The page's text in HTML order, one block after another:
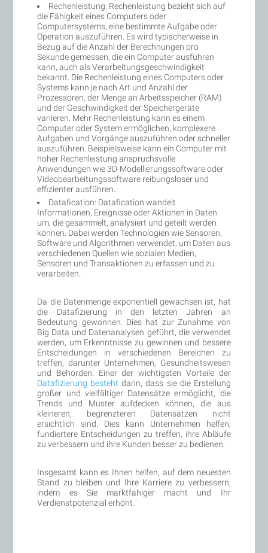
Rechenleistung: Rechenleistung bezieht sich auf
die Fähigkeit eines Computers oder
Computersystems, eine bestimmte Aufgabe oder
Operation auszuführen. Es wird typischerweise in
Bezug auf die Anzahl der Berechnungen pro
Sekunde gemessen, die ein Computer ausführen
kann, auch als Verarbeitungsgeschwindigkeit
bekannt. Die Rechenleistung eines Computers oder
Systems kann je nach Art und Anzahl der
Prozessoren, der Menge an Arbeitsspeicher (RAM)
und der Geschwindigkeit der Speichergeräte
variieren. Mehr Rechenleistung kann es einem
Computer oder System ermöglichen, komplexere
Aufgaben und Vorgänge auszuführen oder schneller
auszuführen. Beispielsweise kann ein Computer mit
hoher Rechenleistung anspruchsvolle
Anwendungen wie 3D-Modellierungssoftware oder
Videobearbeitungssoftware reibungsloser und
effizienter ausführen.
Datafication: Datafication wandelt
Informationen, Ereignisse oder Aktionen in Daten
um, die gesammelt, analysiert und geteilt werden
können. Dabei werden Technologien wie Sensoren,
Software und Algorithmen verwendet, um Daten aus
verschiedenen Quellen wie sozialen Medien,
Sensoren und Transaktionen zu erfassen und zu
verarbeiten.
Da die Datenmenge exponentiell gewachsen ist, hat
die Datafizierung in den letzten Jahren an
Bedeutung gewonnen. Dies hat zur Zunahme von
Big Data und Datenanalysen geführt, die verwendet
werden, um Erkenntnisse zu gewinnen und bessere
Entscheidungen in verschiedenen Bereichen zu
treffen, darunter Unternehmen, Gesundheitswesen
und Behörden. Einer der wichtigsten Vorteile der
Datafizierung besteht darin, dass sie die Erstellung
großer und vielfältiger Datensätze ermöglicht, die
Trends und Muster aufdecken können, die aus
kleineren, begrenzteren Datensätzen nicht
ersichtlich sind. Dies kann Unternehmen helfen,
fundiertere Entscheidungen zu treffen, ihre Abläufe
zu verbessern und ihre Kunden besser zu bedienen.
Insgesamt kann es Ihnen helfen, auf dem neuesten
Stand zu bleiben und Ihre Karriere zu verbessern,
indem es Sie marktfähiger macht und Ihr
Verdienstpotenzial erhöht.